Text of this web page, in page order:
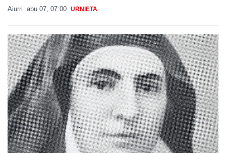
Aiurri abu 07, 07:00 URNIETA